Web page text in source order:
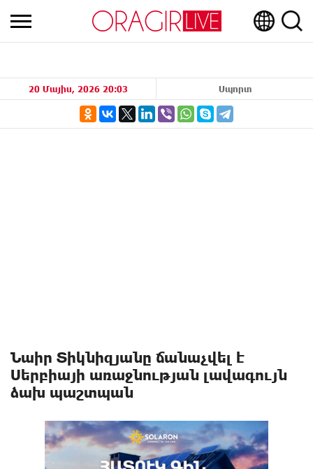
20 Մայիս, 2026 20:03 Սպորտ
Նաիր Տիկնիզյանը ճանաչվել է
Սերբիայի առաջնության լավագույն
ձախ պաշտպան